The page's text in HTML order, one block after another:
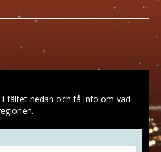
i fältet nedan och få info om vad